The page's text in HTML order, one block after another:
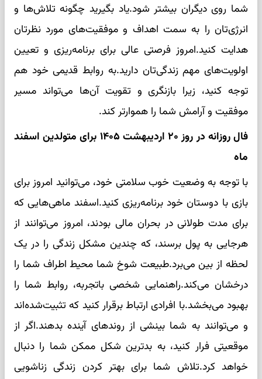
شما روی دیگران بیشتر شود.یاد بگیرید چگونه تلاش‌ها و
انرژی‌تان را به سمت اهداف و موفقیت‌های مورد نظرتان
هدایت کنید.امروز فرصتی عالی برای برنامه‌ریزی و تعیین
اولویت‌های مهم زندگی‌تان دارید.به روابط قدیمی خود هم
توجه کنید، زیرا بازنگری و تقویت آن‌ها می‌تواند مسیر
موفقیت و آرامش شما را هموارتر کند.
فال روزانه در روز ۲۰ اردیبهشت ۱۴۰۵ برای متولدین اسفند
ماه
با توجه به وضعیت خوب سلامتی خود، می‌توانید امروز برای
بازی با دوستان خود برنامه‌ریزی کنید.اسفند ماهی‌هایی که
برای مدت طولانی در بحران مالی بودند، امروز می‌توانند از
هرجایی به پول برسند، که چندین مشکل زندگی را در یک
لحظه از بین می‌برد.طبیعت شوخ شما محیط اطراف شما را
درخشان می‌کند.راهنمایی شخصی باتجربه، روابط شما را
بهبود می‌بخشد.با افرادی ارتباط برقرار کنید که تثبیت‌شده‌اند
و می‌توانند به شما بینشی از روندهای آینده بدهند.اگر از
موقعیتی فرار کنید، به بدترین شکل ممکن شما را دنبال
خواهد کرد.تلاش شما برای بهتر کردن زندگی زناشویی